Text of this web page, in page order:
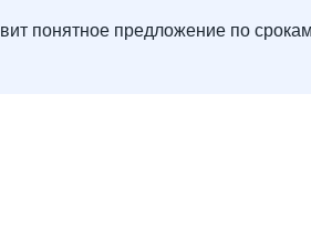
понятное предложение по